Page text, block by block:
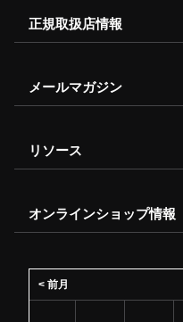
正規取扱店情報
メールマガジン
リソース
オンラインショップ情報
< 前月